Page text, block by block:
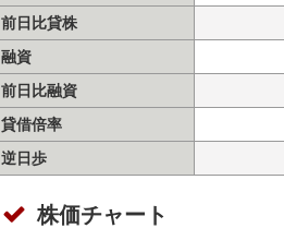
前日比貸株
融資
前日比融資
貸借倍率
逆日歩
株価チャート